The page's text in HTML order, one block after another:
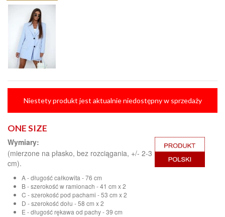
Niestety produkt jest aktualnie niedostępny w sprzedaży
ONE SIZE
Wymiary:
(mierzone na płasko, bez rozciągania, +/- 2-3
cm).
A - długość całkowita - 76 cm
B - szerokość w ramionach - 41 cm x 2
C - szerokość pod pachami - 53 cm x 2
D - szerokość dołu - 58 cm x 2
E - długość rękawa od pachy - 39 cm